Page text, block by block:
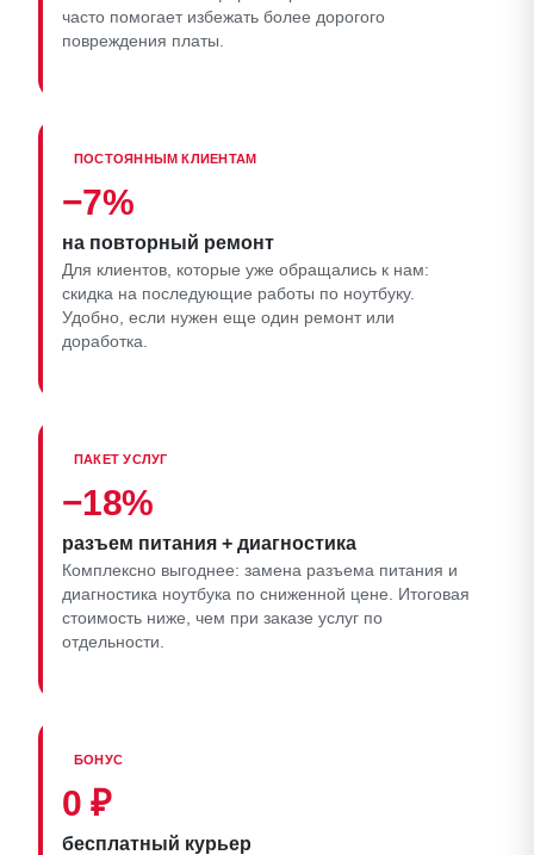
часто помогает избежать более дорогого
повреждения платы.
ПОСТОЯННЫМ КЛИЕНТАМ
−7%
на повторный ремонт
Для клиентов, которые уже обращались к нам:
скидка на последующие работы по ноутбуку.
Удобно, если нужен еще один ремонт или
доработка.
ПАКЕТ УСЛУГ
−18%
разъем питания + диагностика
Комплексно выгоднее: замена разъема питания и
диагностика ноутбука по сниженной цене. Итоговая
стоимость ниже, чем при заказе услуг по
отдельности.
БОНУС
0 ₽
бесплатный курьер